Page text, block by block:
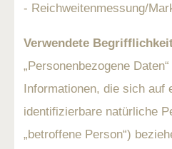
- Reichweitenmessung/
Verwendete
„Personenbezogene
Informationen, die sich auf
identifizierbare natürliche
„betroffene Person“)